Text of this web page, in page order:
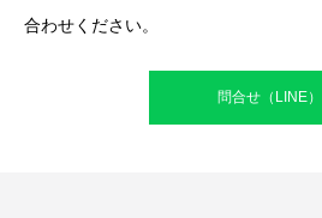
合わせください。
問合せ（LINE）